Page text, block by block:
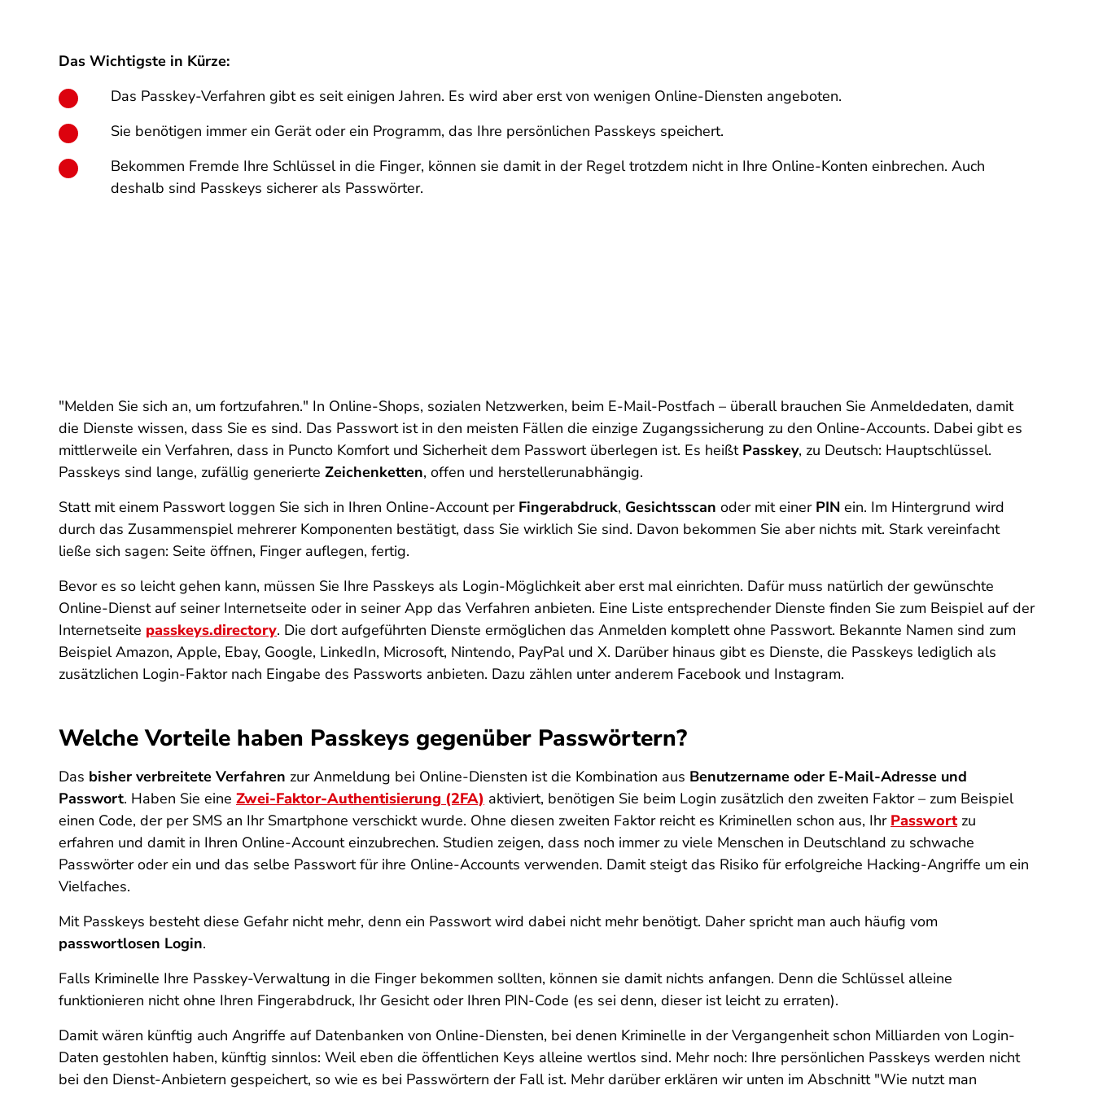
Das Wichtigste in Kürze:
Das Passkey-Verfahren gibt es seit einigen Jahren. Es wird aber erst von wenigen Online-Diensten angeboten.
Sie benötigen immer ein Gerät oder ein Programm, das Ihre persönlichen Passkeys speichert.
Bekommen Fremde Ihre Schlüssel in die Finger, können sie damit in der Regel trotzdem nicht in Ihre Online-Konten einbrechen. Auch
deshalb sind Passkeys sicherer als Passwörter.
"Melden Sie sich an, um fortzufahren." In Online-Shops, sozialen Netzwerken, beim E-Mail-Postfach – überall brauchen Sie Anmeldedaten, damit
die Dienste wissen, dass Sie es sind. Das Passwort ist in den meisten Fällen die einzige Zugangssicherung zu den Online-Accounts. Dabei gibt es
mittlerweile ein Verfahren, dass in Puncto Komfort und Sicherheit dem Passwort überlegen ist. Es heißt Passkey, zu Deutsch: Hauptschlüssel.
Passkeys sind lange, zufällig generierte Zeichenketten, offen und herstellerunabhängig.
Statt mit einem Passwort loggen Sie sich in Ihren Online-Account per Fingerabdruck, Gesichtsscan oder mit einer PIN ein. Im Hintergrund wird
durch das Zusammenspiel mehrerer Komponenten bestätigt, dass Sie wirklich Sie sind. Davon bekommen Sie aber nichts mit. Stark vereinfacht
ließe sich sagen: Seite öffnen, Finger auflegen, fertig.
Bevor es so leicht gehen kann, müssen Sie Ihre Passkeys als Login-Möglichkeit aber erst mal einrichten. Dafür muss natürlich der gewünschte
Online-Dienst auf seiner Internetseite oder in seiner App das Verfahren anbieten. Eine Liste entsprechender Dienste finden Sie zum Beispiel auf der
Internetseite passkeys.directory. Die dort aufgeführten Dienste ermöglichen das Anmelden komplett ohne Passwort. Bekannte Namen sind zum
Beispiel Amazon, Apple, Ebay, Google, LinkedIn, Microsoft, Nintendo, PayPal und X. Darüber hinaus gibt es Dienste, die Passkeys lediglich als
zusätzlichen Login-Faktor nach Eingabe des Passworts anbieten. Dazu zählen unter anderem Facebook und Instagram.
Welche Vorteile haben Passkeys gegenüber Passwörtern?
Das bisher verbreitete Verfahren zur Anmeldung bei Online-Diensten ist die Kombination aus Benutzername oder E-Mail-Adresse und
Passwort. Haben Sie eine Zwei-Faktor-Authentisierung (2FA) aktiviert, benötigen Sie beim Login zusätzlich den zweiten Faktor – zum Beispiel
einen Code, der per SMS an Ihr Smartphone verschickt wurde. Ohne diesen zweiten Faktor reicht es Kriminellen schon aus, Ihr Passwortzu
erfahren und damit in Ihren Online-Account einzubrechen. Studien zeigen, dass noch immer zu viele Menschen in Deutschland zu schwache
Passwörter oder ein und das selbe Passwort für ihre Online-Accounts verwenden. Damit steigt das Risiko für erfolgreiche Hacking-Angriffe um ein
Vielfaches.
Mit Passkeys besteht diese Gefahr nicht mehr, denn ein Passwort wird dabei nicht mehr benötigt. Daher spricht man auch häufig vom
passwortlosen Login.
Falls Kriminelle Ihre Passkey-Verwaltung in die Finger bekommen sollten, können sie damit nichts anfangen. Denn die Schlüssel alleine
funktionieren nicht ohne Ihren Fingerabdruck, Ihr Gesicht oder Ihren PIN-Code (es sei denn, dieser ist leicht zu erraten).
Damit wären künftig auch Angriffe auf Datenbanken von Online-Diensten, bei denen Kriminelle in der Vergangenheit schon Milliarden von Login-
Daten gestohlen haben, künftig sinnlos: Weil eben die öffentlichen Keys alleine wertlos sind. Mehr noch: Ihre persönlichen Passkeys werden nicht
bei den Dienst-Anbietern gespeichert, so wie es bei Passwörtern der Fall ist. Mehr darüber erklären wir unten im Abschnitt "Wie nutzt man